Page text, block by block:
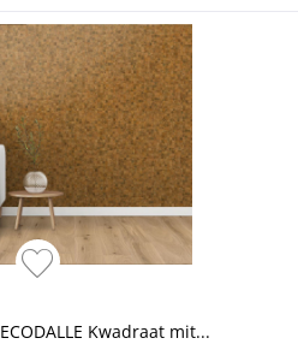
Kwadraat mit...